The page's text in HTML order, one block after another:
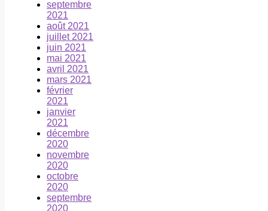
septembre
2021
août 2021
juillet 2021
juin 2021
mai 2021
avril 2021
mars 2021
février
2021
janvier
2021
décembre
2020
novembre
2020
octobre
2020
septembre
2020